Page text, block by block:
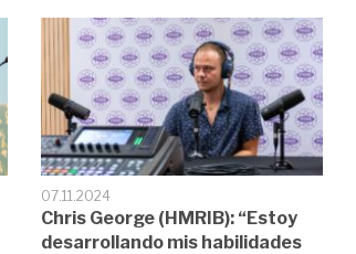
07.11.2024
Chris George (HMRIB): “Estoy
desarrollando mis habilidades